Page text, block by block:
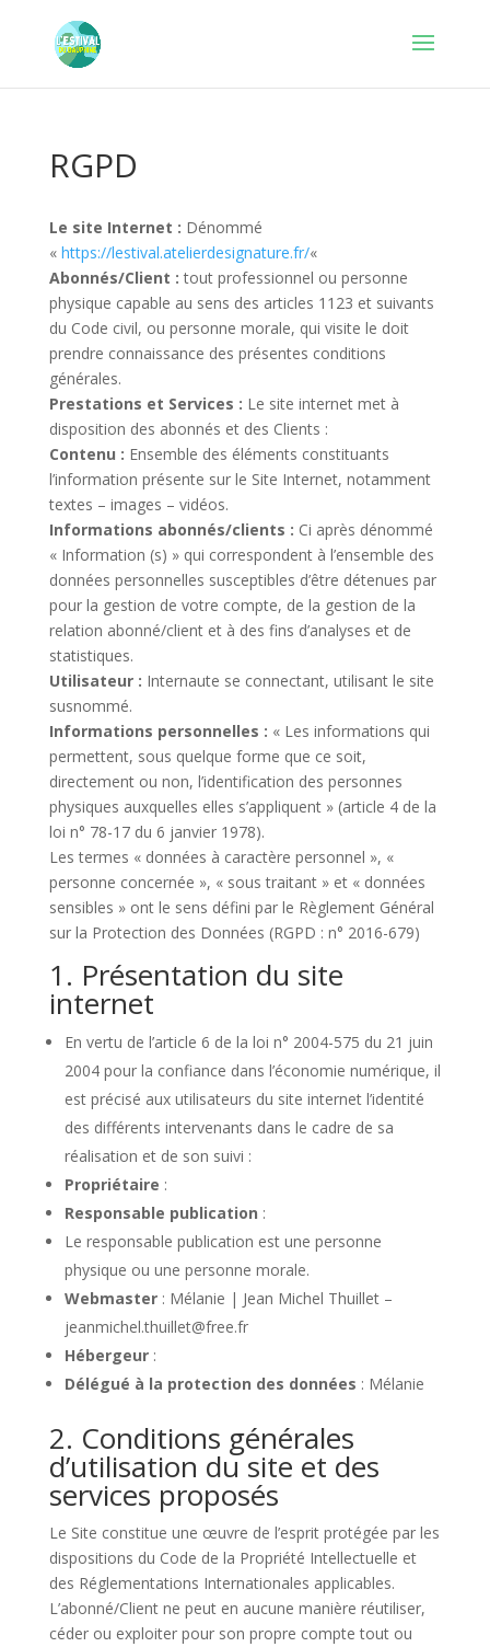
RGPD
Le site Internet : Dénommé
« https://lestival.atelierdesignature.fr/«
Abonnés/Client : tout professionnel ou personne
physique capable au sens des articles 1123 et suivants
du Code civil, ou personne morale, qui visite le doit
prendre connaissance des présentes conditions
générales.
Prestations et Services : Le site internet met à
disposition des abonnés et des Clients :
Contenu : Ensemble des éléments constituants
l’information présente sur le Site Internet, notamment
textes – images – vidéos.
Informations abonnés/clients : Ci après dénommé
« Information (s) » qui correspondent à l’ensemble des
données personnelles susceptibles d’être détenues par
pour la gestion de votre compte, de la gestion de la
relation abonné/client et à des fins d’analyses et de
statistiques.
Utilisateur : Internaute se connectant, utilisant le site
susnommé.
Informations personnelles : « Les informations qui
permettent, sous quelque forme que ce soit,
directement ou non, l’identification des personnes
physiques auxquelles elles s’appliquent » (article 4 de la
loi n° 78-17 du 6 janvier 1978).
Les termes « données à caractère personnel », «
personne concernée », « sous traitant » et « données
sensibles » ont le sens défini par le Règlement Général
sur la Protection des Données (RGPD : n° 2016-679)
1. Présentation du site
internet
En vertu de l’article 6 de la loi n° 2004-575 du 21 juin
2004 pour la confiance dans l’économie numérique, il
est précisé aux utilisateurs du site internet l’identité
des différents intervenants dans le cadre de sa
réalisation et de son suivi :
Propriétaire :
Responsable publication :
Le responsable publication est une personne
physique ou une personne morale.
Webmaster: Mélanie | Jean Michel Thuillet –
jeanmichel.thuillet@free.fr
Hébergeur:
Délégué à la protection des données : Mélanie
2. Conditions générales
d’utilisation du site et des
services proposés
Le Site constitue une œuvre de l’esprit protégée par les
dispositions du Code de la Propriété Intellectuelle et
des Réglementations Internationales applicables.
L’abonné/Client ne peut en aucune manière réutiliser,
céder ou exploiter pour son propre compte tout ou